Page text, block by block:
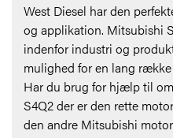
West Diesel har den
og applikation. Mitsubishi
indenfor industri og
mulighed for en lang
Har du brug for hjælp til
S4Q2 der er den rette
den andre Mitsubishi